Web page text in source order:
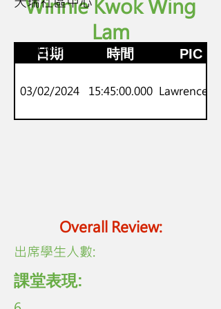
Winnie Kwok Wing
Lam
日期 時間 PIC
03/02/2024 15:45:00.000 Lawrence Lo
Overall Review:
P.5-6
劍橋Flyers
​出席學生人數:
課堂表現: